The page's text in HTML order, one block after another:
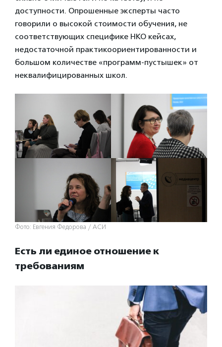
доступности. Опрошенные эксперты часто
говорили о высокой стоимости обучения, не
соответствующих специфике НКО кейсах,
недостаточной практикоориентированности и
большом количестве «программ-пустышек» от
неквалифицированных школ.
Фото: Евгения Федорова / АСИ
Есть ли единое отношение к
требованиям